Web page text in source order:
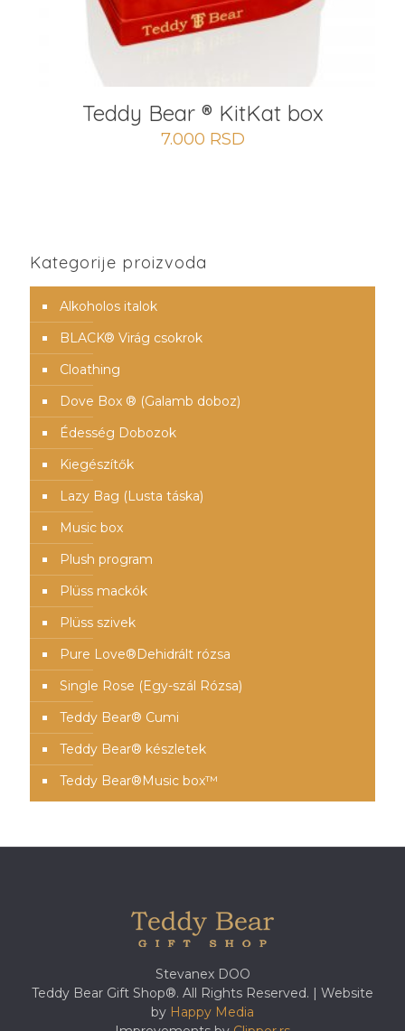
Teddy Bear ® KitKat box
7.000 RSD
Kategorije proizvoda
Alkoholos italok
BLACK® Virág csokrok
Cloathing
Dove Box ® (Galamb doboz)
Édesség Dobozok
Kiegészítők
Lazy Bag (Lusta táska)
Music box
Plush program
Plüss mackók
Plüss szivek
Pure Love®️Dehidrált rózsa
Single Rose (Egy-szál Rózsa)
Teddy Bear® Cumi
Teddy Bear® készletek
Teddy Bear®️Music box™️
Stevanex DOO
Teddy Bear Gift Shop®. All Rights Reserved. | Website
by Happy Media